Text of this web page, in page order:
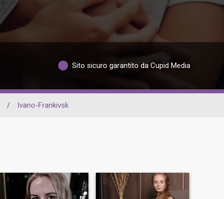
Sito sicuro garantito da Cupid Media
/ Ivano-Frankivsk